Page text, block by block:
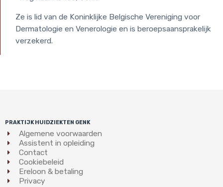
Ze is lid van de Koninklijke Belgische Vereniging voor
Dermatologie en Venerologie en is beroepsaansprakelijk
verzekerd.
PRAKTIJK HUIDZIEKTEN GENK
Algemene voorwaarden
Assistent in opleiding
Contact
Cookiebeleid
Ereloon & betaling
Privacy